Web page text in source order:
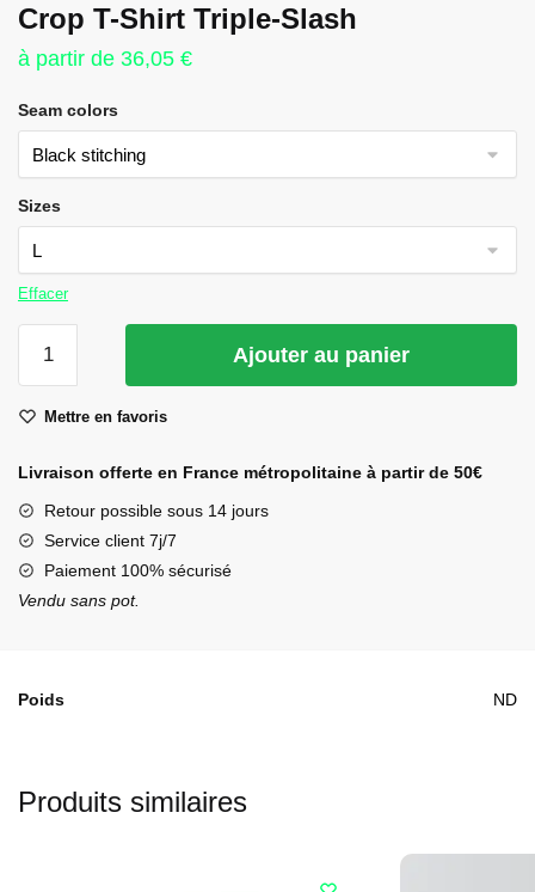
Crop T-Shirt Triple-Slash
à partir de 36,05 €
Seam colors
Sizes
Effacer
T-
Triple-
Slash
Ajouter au panier
Mettre en favoris
Livraison offerte en France métropolitaine à partir de 50€
Retour possible sous 14 jours
Service client 7j/7
Paiement 100% sécurisé
Vendu sans pot.
Poids ND
Produits similaires